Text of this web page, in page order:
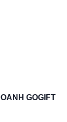
GOGIFT